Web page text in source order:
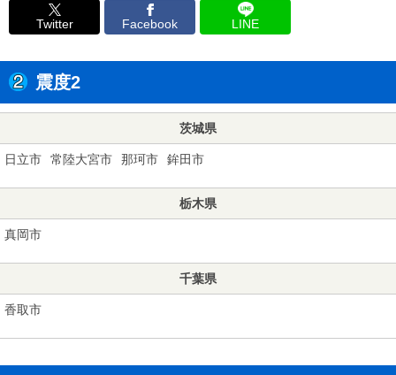
Twitter Facebook LINE
震度2
茨城県
日立市 常陸大宮市 那珂市 鉾田市
栃木県
真岡市
千葉県
香取市